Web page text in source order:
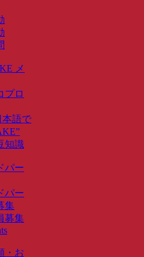
メ
プロ
語で
知識
パー
パー
集
募集
・お